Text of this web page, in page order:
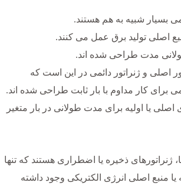
بسیار شبیه به هم هستند.
اصلی تولید برق عمل می کنند.
مدت طراحی شده اند.
اصلی و ژنراتور دائمی در این است که
برای کار مداوم با بار ثابت طراحی شده اند.
اصلی یا اولیه برای مدت طولانی در بار متغیر
ژنراتورهای ذخیره یا اضطراری هستند که تنها
منبع اصلی انرژی الکتریکی وجود داشته